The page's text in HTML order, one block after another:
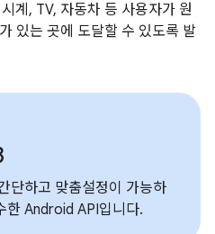
계, TV, 자동차 등 사용자가 원
있는 곳에 도달할 수 있도록 발
단하고 맞춤설정이 가능하
한 Android API입니다.